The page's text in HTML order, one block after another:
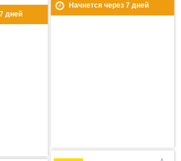
7дней
Начнется через 7дней